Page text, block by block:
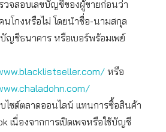
วจสอบเลขบัญชีของผู้ขายก่อนว่า
นโกงหรือไม่ โดยนำชื่อ-นามสกุล
ญชีธนาคาร หรือเบอร์พร้อมเพย์
หรือ
ไซต์ตลาดออนไลน์ แทนการซื้อสินค้า
เนื่องจากการเปิดเพจหรือใช้บัญชี